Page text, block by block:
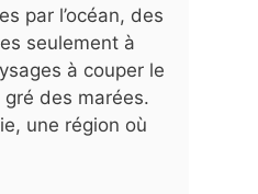
par l’océan, des
seulement à
à couper le
des marées.
une région où